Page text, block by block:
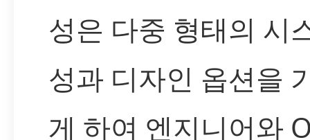
성은 다중 형태의 시
성과 디자인 옵션을
게 하여 엔지니어와